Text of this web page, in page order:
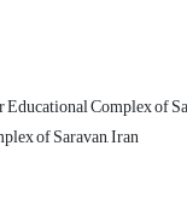
Complex of
of Saravan, Iran